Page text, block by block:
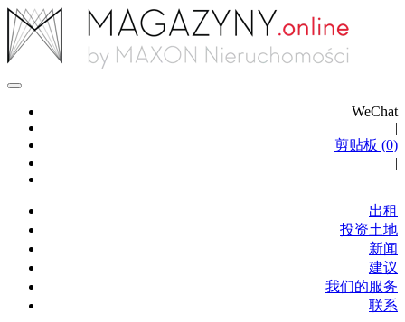
WeChat
|
剪贴板 (0)
|
出租
投资土地
新闻
建议
我们的服务
联系